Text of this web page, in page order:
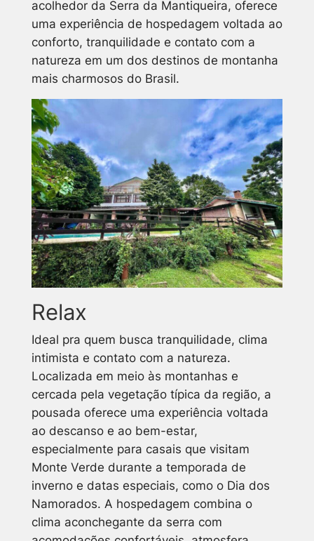
acolhedor da Serra da Mantiqueira, oferece
uma experiência de hospedagem voltada ao
conforto, tranquilidade e contato com a
natureza em um dos destinos de montanha
mais charmosos do Brasil.
Relax
Ideal pra quem busca tranquilidade, clima
intimista e contato com a natureza.
Localizada em meio às montanhas e
cercada pela vegetação típica da região, a
pousada oferece uma experiência voltada
ao descanso e ao bem-estar,
especialmente para casais que visitam
Monte Verde durante a temporada de
inverno e datas especiais, como o Dia dos
Namorados. A hospedagem combina o
clima aconchegante da serra com